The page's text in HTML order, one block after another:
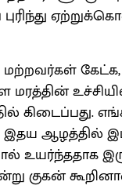
மற்றவர்கள்
கிடைப்பது.
ஆழத்தில்
குகன்